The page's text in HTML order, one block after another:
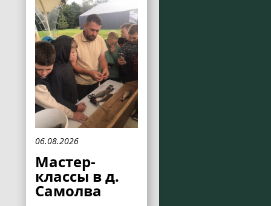
06.08.2026
Мастер-
классы в д.
Самолва